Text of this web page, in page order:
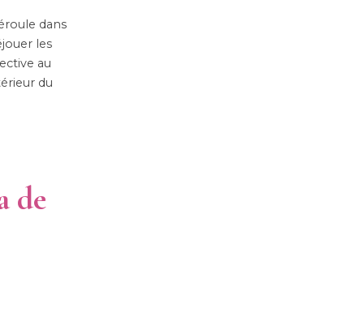
dans
les
au
du
de